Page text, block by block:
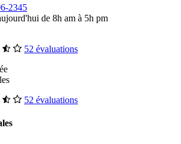
2345
de 8h am à 5h pm
52 évaluations
52 évaluations